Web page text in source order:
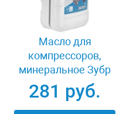
Масло для
компрессоров,
минеральное Зубр
ПНЕВМО-СТАНДАРТ
ЗМК-ПС
281 руб.